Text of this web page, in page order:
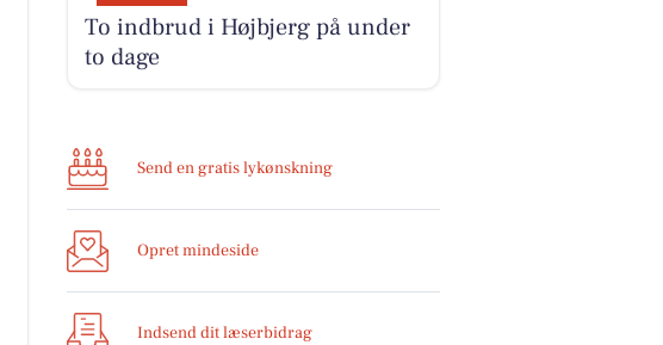
To indbrud i Højbjerg på under
to dage
Send en gratis lykønskning
Opret mindeside
Indsend dit læserbidrag